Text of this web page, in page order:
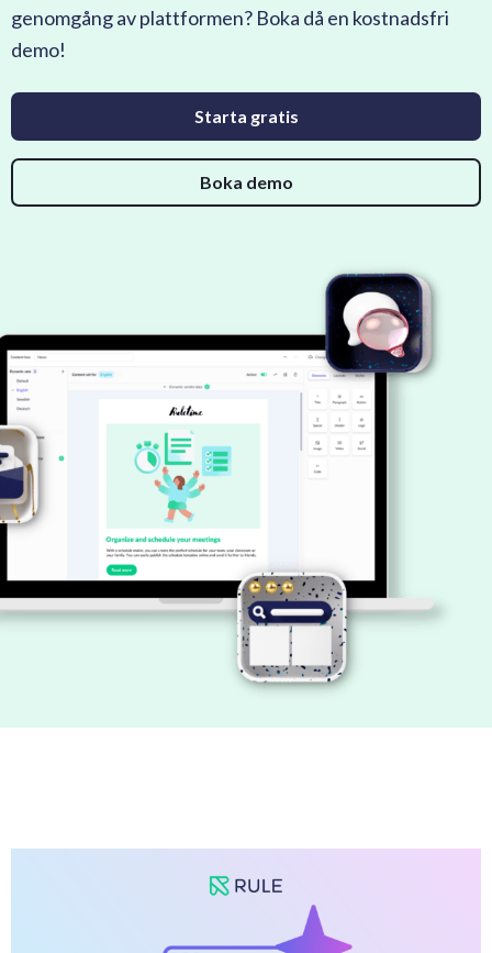
genomgång av plattformen? Boka då en kostnadsfri
demo!
Starta gratis
Boka demo